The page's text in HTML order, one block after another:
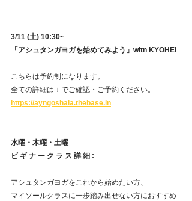
3/11 (土) 10:30~
「アシュタンガヨガを始めてみよう」witn KYOHEI
こちらは予約制になります。
全ての詳細は ↓ でご確認・ご予約ください。
https://ayngoshala.thebase.in
水曜・木曜・土曜
ビ ギ ナ ー ク ラ ス 詳 細 :
アシュタンガヨガをこれから始めたい方、
マイソールクラスに一歩踏み出せない方におすすめ